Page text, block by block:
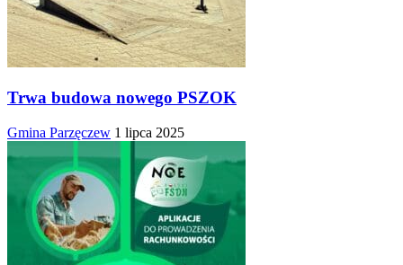
Trwa budowa nowego PSZOK
Gmina Parzęczew 1 lipca 2025